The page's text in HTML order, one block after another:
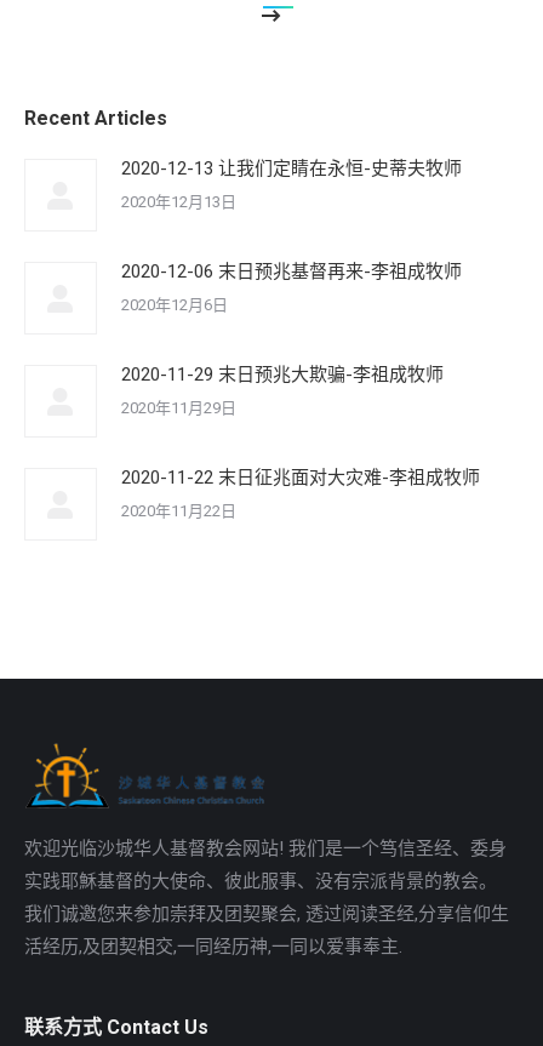
Recent Articles
2020-12-13 让我们定睛在永恒-史蒂夫牧师
2020年12月13日
2020-12-06 末日预兆基督再来-李祖成牧师
2020年12月6日
2020-11-29 末日预兆大欺骗-李祖成牧师
2020年11月29日
2020-11-22 末日征兆面对大灾难-李祖成牧师
2020年11月22日
欢迎光临沙城华人基督教会网站! 我们是一个笃信圣经、委身
实践耶穌基督的大使命、彼此服事、没有宗派背景的教会。
我们诚邀您来参加崇拜及团契聚会, 透过阅读圣经,分享信仰生
活经历,及团契相交,一同经历神,一同以爱事奉主.
联系方式 Contact Us